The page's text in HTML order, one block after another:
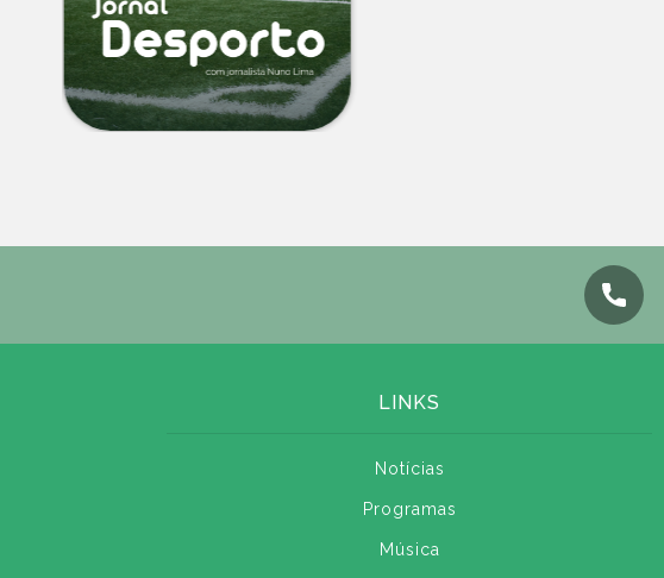
LINKS
Notícias
Programas
Música